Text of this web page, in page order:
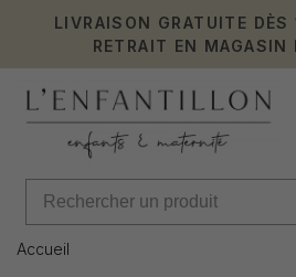
LIVRAISON GRATUITE DÈS
RETRAIT EN MAGASIN
Accueil